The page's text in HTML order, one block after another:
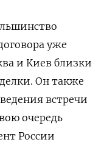
уже
и Киев близки
Он также
встречи
очередь
России